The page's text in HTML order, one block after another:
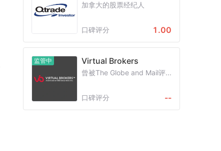
加拿大的股票经纪人
口碑评分 1.00
监管中 Virtual Brokers
曾被The Globe and Mail评...
口碑评分 --